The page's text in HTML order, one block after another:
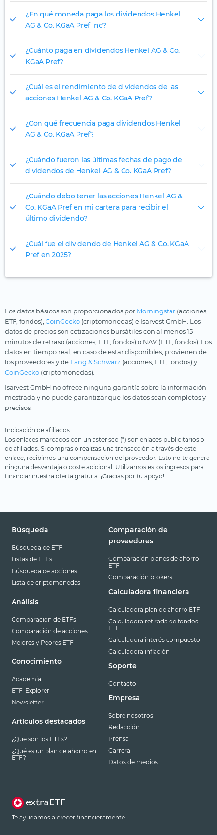
¿En qué moneda paga los dividendos Henkel
AG & Co. KGaA Pref Inc?
¿Cuánto paga en dividendos Henkel AG & Co.
KGaA Pref?
¿Cuál es el rendimiento de dividendos de las
acciones Henkel AG & Co. KGaA Pref?
¿Con qué frecuencia paga dividendos Henkel
AG & Co. KGaA Pref?
¿Cuándo fueron las últimas fechas de pago de
dividendos de Henkel AG & Co. KGaA Pref?
¿Cuándo debo tener las acciones Henkel AG &
Co. KGaA Pref en mi cartera para recibir el
último dividendo?
¿Cuál fue el dividendo de Henkel AG & Co. KGaA
Pref en 2025?
Los datos básicos son proporcionados por Morningstar (acciones,
ETF, fondos), CoinGecko (criptomonedas) e Isarvest GmbH. Los
datos de precios son cotizaciones bursátiles con al menos 15
minutos de retraso (acciones, ETF, fondos) o NAV (ETF, fondos). Los
datos en tiempo real, en caso de estar disponibles, provienen de
los proveedores y de Lang & Schwarz (acciones, ETF, fondos) y
CoinGecko (criptomonedas).
Isarvest GmbH no ofrece ninguna garantía sobre la información
mostrada y no puede garantizar que los datos sean completos y
precisos.
Indicación de afiliados
Los enlaces marcados con un asterisco (*) son enlaces publicitarios o
de afiliados. Si compras o realizas una transacción a través de este
enlace, recibimos una compensación del proveedor. Esto no te genera
ninguna desventaja o coste adicional. Utilizamos estos ingresos para
financiar nuestra oferta gratuita. ¡Gracias por tu apoyo!
Búsqueda
Búsqueda de ETF
Listas de ETFs
Búsqueda de acciones
Lista de criptomonedas
Análisis
Comparación de ETFs
Comparación de acciones
Mejores y Peores ETF
Conocimiento
Academia
ETF-Explorer
Newsletter
Artículos destacados
¿Qué son los ETFs?
¿Qué es un plan de ahorro en
ETF?
Comparación de
proveedores
Comparación planes de ahorro
ETF
Comparación brokers
Calculadora financiera
Calculadora plan de ahorro ETF
Calculadora retirada de fondos
ETF
Calculadora interés compuesto
Calculadora inflación
Soporte
Contacto
Empresa
Sobre nosotros
Redacción
Prensa
Carrera
Datos de medios
Te ayudamos a crecer financieramente.